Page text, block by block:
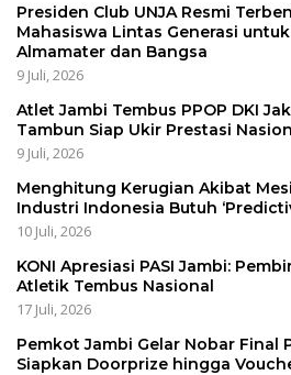
Presiden Club UNJA Resmi
Mahasiswa Lintas Generasi
Almamater dan Bangsa
9 Juli, 2026
Atlet Jambi Tembus PPOP DKI
Tambun Siap Ukir Prestasi
9 Juli, 2026
Menghitung Kerugian Akibat
Industri Indonesia Butuh
10 Juli, 2026
KONI Apresiasi PASI Jambi:
Atletik Tembus Nasional
17 Juli, 2026
Pemkot Jambi Gelar Nobar Final
Siapkan Doorprize hingga